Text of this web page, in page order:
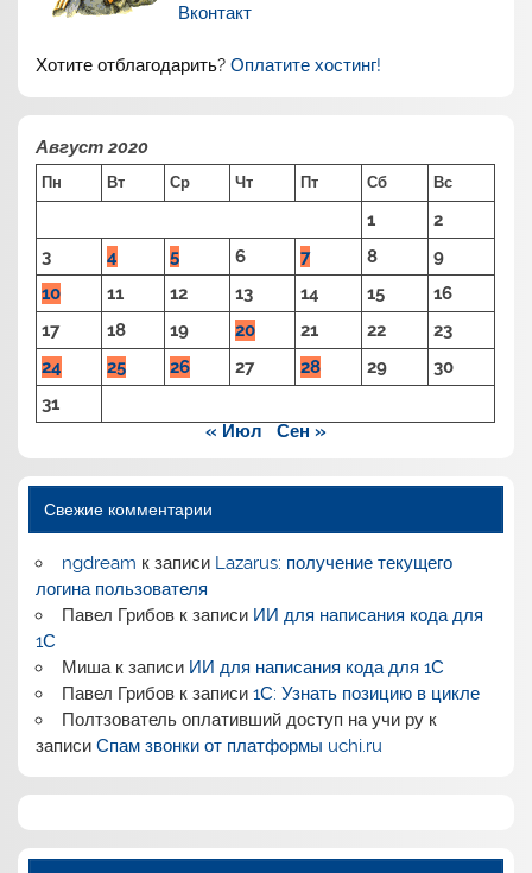
Вконтакт
Хотите отблагодарить?Оплатите хостинг!
Август 2020
Пн Вт Ср Чт Пт Сб Вс
1
2
3
4 5 6 7 8
9
10
11 12 13 14 15
16
17
18 19 20 21 22
23
24
25 26 27 28 29
30
31
« Июл
Сен »
Свежие комментарии
ngdream к записи Lazarus: получение текущего
логина пользователя
Павел Грибовк записи ИИ для написания кода для
1С
Мишак записи ИИ для написания кода для 1С
Павел Грибовк записи 1С: Узнать позицию в цикле
Полтзователь оплативший доступ на учи рук
записиСпам звонки от платформы uchi.ru